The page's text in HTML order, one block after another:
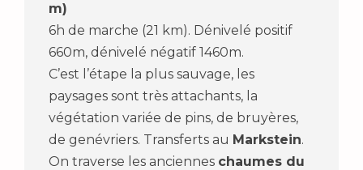
m)
6h de marche (21 km). Dénivelé positif
660m, dénivelé négatif 1460m.
C’est l’étape la plus sauvage, les
paysages sont très attachants, la
végétation variée de pins, de bruyères,
de genévriers. Transferts au Markstein.
On traverse les anciennes chaumes du